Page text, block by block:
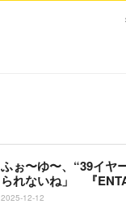
ふぉ〜ゆ〜、“39イヤ
られないね」 『
2025-12-12